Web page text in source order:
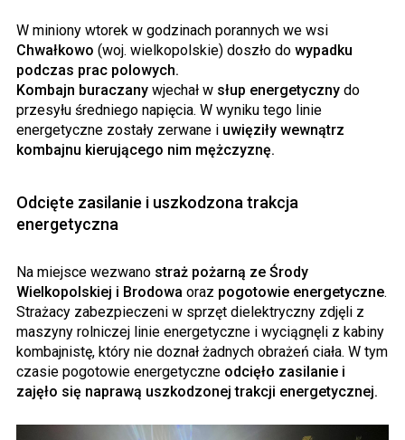
W miniony wtorek w godzinach porannych we wsi
Chwałkowo (woj. wielkopolskie) doszło do wypadku
podczas prac polowych.
Kombajn buraczany wjechał w słup energetyczny do
przesyłu średniego napięcia. W wyniku tego linie
energetyczne zostały zerwane i uwięziły wewnątrz
kombajnu kierującego nim mężczyznę.
Odcięte zasilanie i uszkodzona trakcja
energetyczna
Na miejsce wezwano straż pożarną ze Środy
Wielkopolskiej i Brodowa oraz pogotowie energetyczne.
Strażacy zabezpieczeni w sprzęt dielektryczny zdjęli z
maszyny rolniczej linie energetyczne i wyciągnęli z kabiny
kombajnistę, który nie doznał żadnych obrażeń ciała. W tym
czasie pogotowie energetyczne odcięło zasilanie i
zajęło się naprawą uszkodzonej trakcji energetycznej.